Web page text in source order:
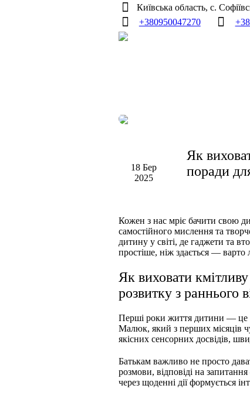
Київська область, с.
+380950047270
18 Бер
2025
Як
поради
Кожен з нас мріє бачити свою
самостійного мислення та
дитину у світі, де гаджети та
простіше, ніж здається —
Як виховати
розвитку з раннього
Перші роки життя дитини — це
Малюк, який з перших місяців
якісних сенсорних досвідів,
Батькам важливо не просто
розмови, відповіді на
через щоденні дії формується